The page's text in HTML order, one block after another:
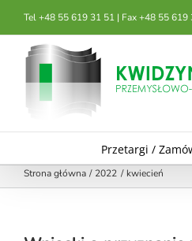
zawartości
Tel +48 55 619 31 51 | Fax +48 55 619
Przetargi /
Strona główna 2022 kwiecień